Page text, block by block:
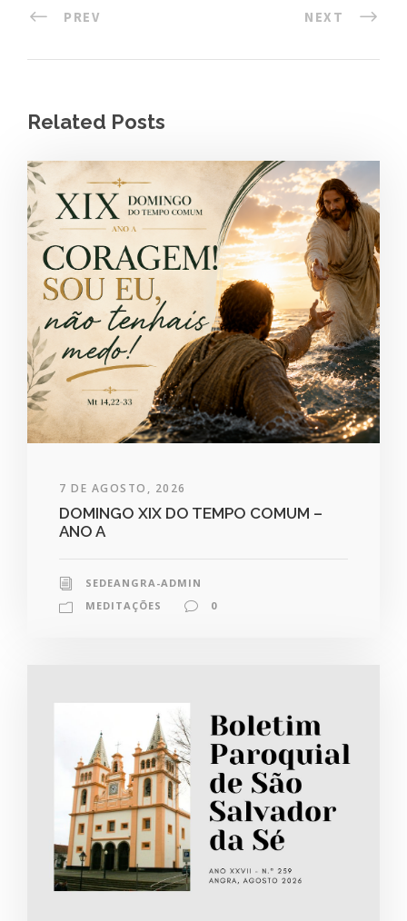
PREV NEXT
Related Posts
7 DE AGOSTO, 2026
DOMINGO XIX DO TEMPO COMUM –
ANO A
SEDEANGRA-ADMIN
MEDITAÇÕES
0